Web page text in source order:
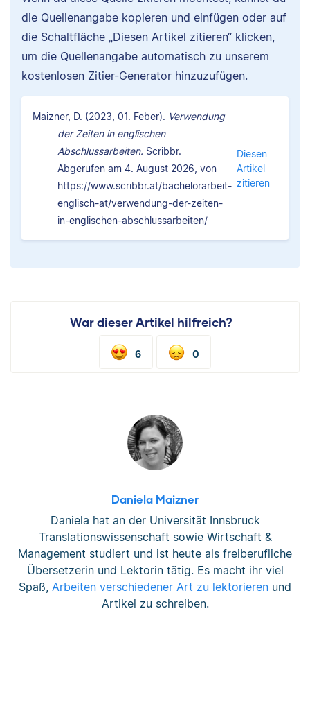
die Quellenangabe kopieren und einfügen oder auf
die Schaltfläche „Diesen Artikel zitieren“ klicken,
um die Quellenangabe automatisch zu unserem
kostenlosen Zitier-Generator hinzuzufügen.
Maizner, D. (2023, 01. Feber). Verwendung
der Zeiten in englischen
Abschlussarbeiten. Scribbr.
Abgerufen am 4. August 2026, von
https://www.scribbr.at/bachelorarbeit-
englisch-at/verwendung-der-zeiten-
in-englischen-abschlussarbeiten/
Diesen
Artikel
zitieren
War dieser Artikel hilfreich?
6 0
Daniela Maizner
Daniela hat an der Universität Innsbruck
Translationswissenschaft sowie Wirtschaft &
Management studiert und ist heute als freiberufliche
Übersetzerin und Lektorin tätig. Es macht ihr viel
Spaß, Arbeiten verschiedener Art zu lektorieren und
Artikel zu schreiben.